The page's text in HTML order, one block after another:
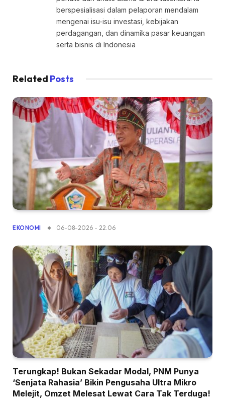
berspesialisasi dalam pelaporan mendalam
mengenai isu-isu investasi, kebijakan
perdagangan, dan dinamika pasar keuangan
serta bisnis di Indonesia
Related Posts
EKONOMI 06-08-2026 - 22.06
Terungkap! Bukan Sekadar Modal, PNM Punya
‘Senjata Rahasia’ Bikin Pengusaha Ultra Mikro
Melejit, Omzet Melesat Lewat Cara Tak Terduga!